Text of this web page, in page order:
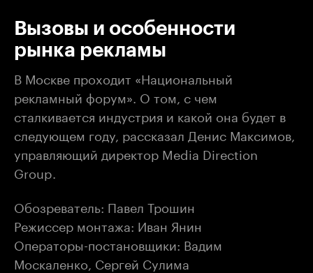
Вызовы и особенности
рынка рекламы
В Москве проходит «Национальный
рекламный форум». О том, с чем
сталкивается индустрия и какой она будет в
следующем году, рассказал Денис Максимов,
управляющий директор Media Direction
Group.
Обозреватель: Павел Трошин
Режиссер монтажа: Иван Янин
Операторы-постановщики: Вадим
Москаленко, Сергей Сулима